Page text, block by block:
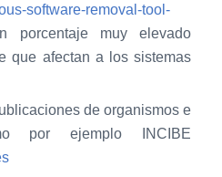
software-removal-tool-
muy elevado
que afectan a los sistemas
de organismos e
por ejemplo INCIBE